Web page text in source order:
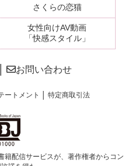
さくらの恋猫
女性向けAV動画
「快感スタイル」
お問い合わせ
ートメント 特定商取引法
籍配信サービスが、著作権者からコン